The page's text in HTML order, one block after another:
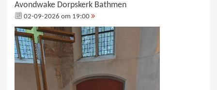
Avondwake Dorpskerk Bathmen
02-09-2026 om 19:00